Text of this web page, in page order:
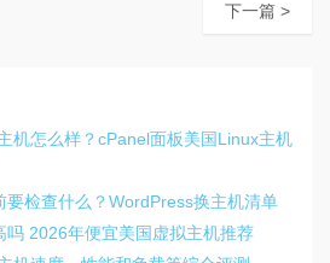
下一篇 >
机怎么样？cPanel面板美国Linux主机
要检查什么？WordPress换主机清单
吗 2026年便宜美国虚拟主机推荐